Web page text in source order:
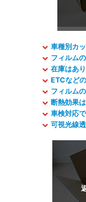
車種別カ
フィルム
在庫はあ
ETCなど
フィルム
断熱効果
車検対応
可視光線